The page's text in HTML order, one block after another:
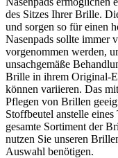
des Sitzes Ihrer Brille.
und sorgen so für einen
Nasenpads sollte immer
vorgenommen werden,
unsachgemäße
Brille in ihrem Original-
können variieren. Das
Pflegen von Brillen
Stoffbeutel anstelle
gesamte Sortiment der
nutzen Sie unseren
Auswahl benötigen.